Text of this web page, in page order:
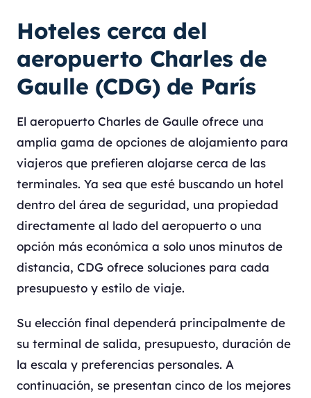
Hoteles cerca del
aeropuerto Charles de
Gaulle (CDG) de París
El aeropuerto Charles de Gaulle ofrece una
amplia gama de opciones de alojamiento para
viajeros que prefieren alojarse cerca de las
terminales. Ya sea que esté buscando un hotel
dentro del área de seguridad, una propiedad
directamente al lado del aeropuerto o una
opción más económica a solo unos minutos de
distancia, CDG ofrece soluciones para cada
presupuesto y estilo de viaje.
Su elección final dependerá principalmente de
su terminal de salida, presupuesto, duración de
la escala y preferencias personales. A
continuación, se presentan cinco de los mejores